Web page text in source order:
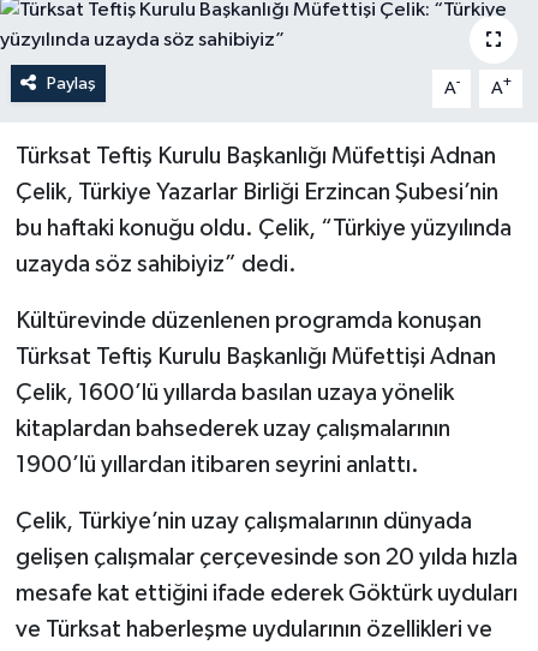
Paylaş A- A+
Türksat Teftiş Kurulu Başkanlığı Müfettişi Adnan
Çelik, Türkiye Yazarlar Birliği Erzincan Şubesi’nin
bu haftaki konuğu oldu. Çelik, “Türkiye yüzyılında
uzayda söz sahibiyiz” dedi.
Kültürevinde düzenlenen programda konuşan
Türksat Teftiş Kurulu Başkanlığı Müfettişi Adnan
Çelik, 1600’lü yıllarda basılan uzaya yönelik
kitaplardan bahsederek uzay çalışmalarının
1900’lü yıllardan itibaren seyrini anlattı.
Çelik, Türkiye’nin uzay çalışmalarının dünyada
gelişen çalışmalar çerçevesinde son 20 yılda hızla
mesafe kat ettiğini ifade ederek Göktürk uyduları
ve Türksat haberleşme uydularının özellikleri ve
Sağlık
Spor
Yaşam